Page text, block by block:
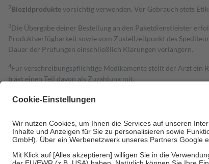
2Biozidproduktevorsichtig verwenden. Vor Gebrauch stets
3Die Übergabe deiner Bestellung an den Paketdienstleister
Produktverfügbarkeit sowie vom Zustellzeitpunkt des
Dauer der Prüfungen einschließlich Klärungen verlängern.
4Für verschreibungspflichtige Medikamente stellt der Arzt ein
trägt einen Teil davon als Zuzahlung mit.
zu entrichten.
Bei Heilmitteln und häuslicher Krankenpflege beträgt die
Um das Engagement der Versicherten für ihre eigene
• Kindern und Jugendlichen bis zum vollendeten 18.
• Untersuchungen zur Vorsorge und Früherkennung, die von